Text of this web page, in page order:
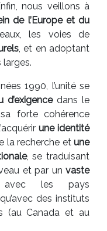
nous veillons à
de l’Europe et du
les voies de
, et en adoptant
1990, l’unité se
d’exigencedans le
forte cohérence
une identité
la recherche etune
, se traduisant
et par un vaste
les pays
des instituts
(au Canada et au